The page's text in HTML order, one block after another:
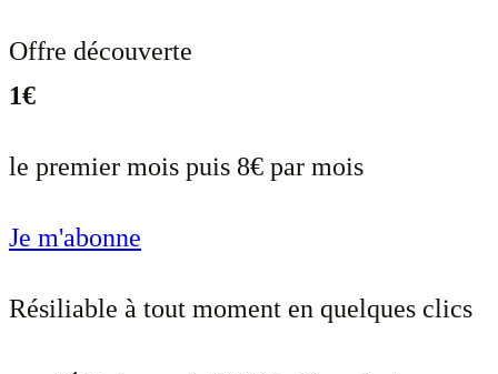
Offre découverte
1€
le premier mois puis 8€ par mois
Je m'abonne
Résiliable à tout moment en quelques clics